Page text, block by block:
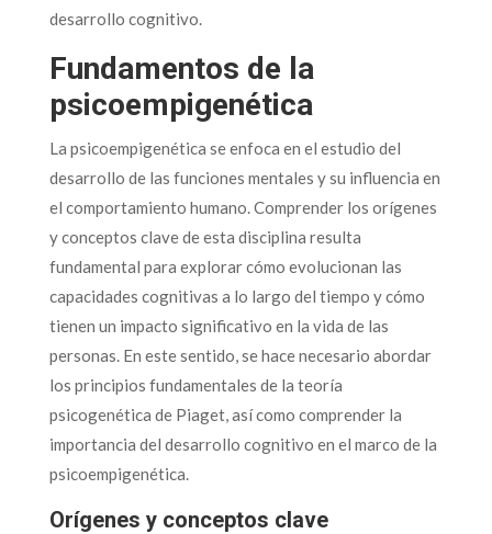
desarrollo cognitivo.
Fundamentos de la
psicoempigenética
La psicoempigenética se enfoca en el estudio del
desarrollo de las funciones mentales y su influencia en
el comportamiento humano. Comprender los orígenes
y conceptos clave de esta disciplina resulta
fundamental para explorar cómo evolucionan las
capacidades cognitivas a lo largo del tiempo y cómo
tienen un impacto significativo en la vida de las
personas. En este sentido, se hace necesario abordar
los principios fundamentales de la teoría
psicogenética de Piaget, así como comprender la
importancia del desarrollo cognitivo en el marco de la
psicoempigenética.
Orígenes y conceptos clave